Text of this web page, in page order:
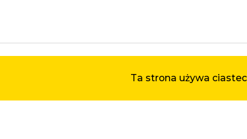
Ta strona używa